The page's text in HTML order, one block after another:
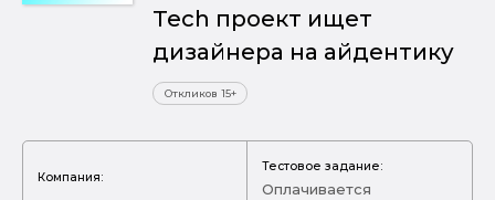
Tech проект ищет
дизайнера на айдентику
Откликов 15+
Компания:
Тестовое задание:
Оплачивается